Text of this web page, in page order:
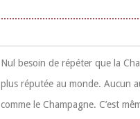
Nul besoin de répéter que la
plus réputée au monde. Aucun
comme le Champagne. C’est